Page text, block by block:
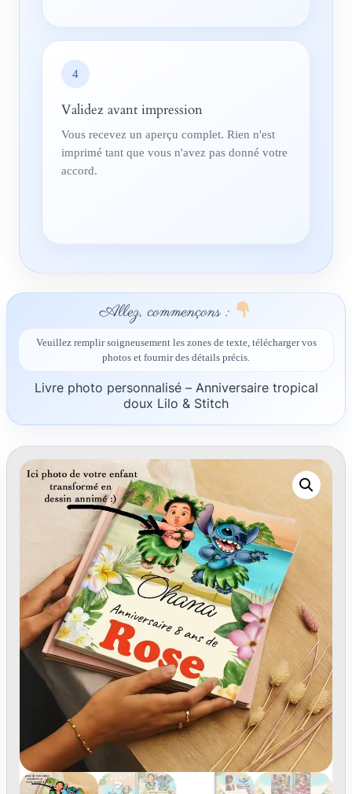
4
Validez avant impression
Vous recevez un aperçu complet. Rien n'est
imprimé tant que vous n'avez pas donné votre
accord.
Allez, commençons :
Veuillez remplir soigneusement les zones de texte, télécharger vos
photos et fournir des détails précis.
Livre photo personnalisé – Anniversaire tropical
doux Lilo & Stitch